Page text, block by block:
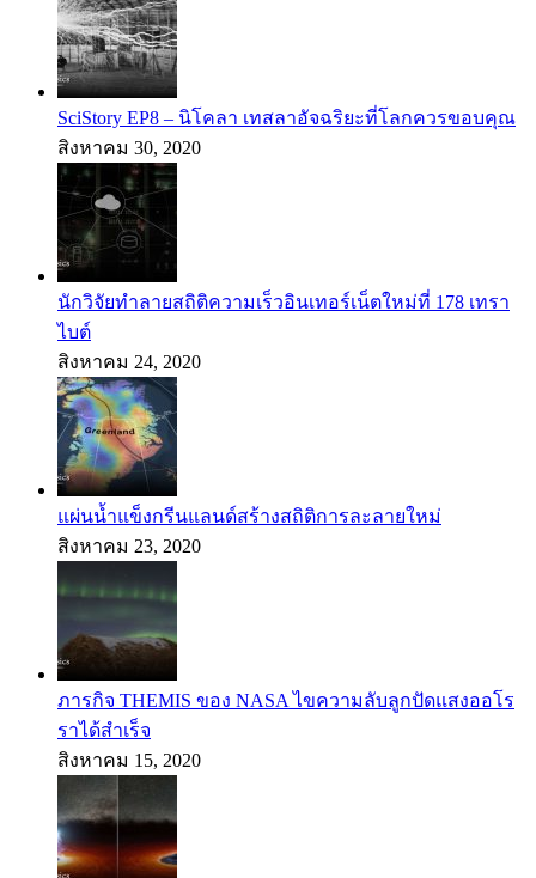
SciStory EP8 – นิโคลา เทสลาอัจฉริยะที่โลกควรขอบคุณ
สิงหาคม 30, 2020
นักวิจัยทำลายสถิติความเร็วอินเทอร์เน็ตใหม่ที่ 178 เทรา
ไบต์
สิงหาคม 24, 2020
แผ่นน้ำแข็งกรีนแลนด์สร้างสถิติการละลายใหม่
สิงหาคม 23, 2020
ภารกิจ THEMIS ของ NASA ไขความลับลูกปัดแสงออโร
ราได้สำเร็จ
สิงหาคม 15, 2020